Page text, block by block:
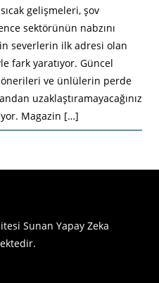
gelişmeleri, şov
sektörünün nabzını
severlerin ilk adresi olan
fark yaratıyor. Güncel
ve ünlülerin perde
uzaklaştıramayacağınız
Magazin […]
Sunan Yapay Zeka